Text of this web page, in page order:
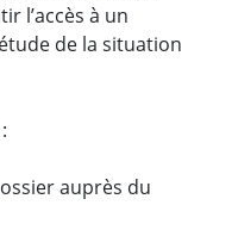
l’accès à un
de la situation
auprès du